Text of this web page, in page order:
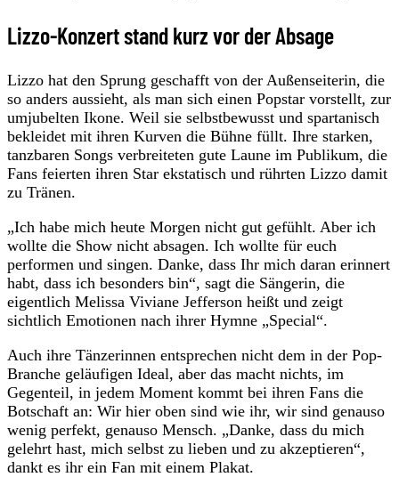
Lizzo-Konzert stand kurz vor der Absage
Lizzo hat den Sprung geschafft von der Außenseiterin, die
so anders aussieht, als man sich einen Popstar vorstellt, zur
umjubelten Ikone. Weil sie selbstbewusst und spartanisch
bekleidet mit ihren Kurven die Bühne füllt. Ihre starken,
tanzbaren Songs verbreiteten gute Laune im Publikum, die
Fans feierten ihren Star ekstatisch und rührten Lizzo damit
zu Tränen.
„Ich habe mich heute Morgen nicht gut gefühlt. Aber ich
wollte die Show nicht absagen. Ich wollte für euch
performen und singen. Danke, dass Ihr mich daran erinnert
habt, dass ich besonders bin“, sagt die Sängerin, die
eigentlich Melissa Viviane Jefferson heißt und zeigt
sichtlich Emotionen nach ihrer Hymne „Special“.
Auch ihre Tänzerinnen entsprechen nicht dem in der Pop-
Branche geläufigen Ideal, aber das macht nichts, im
Gegenteil, in jedem Moment kommt bei ihren Fans die
Botschaft an: Wir hier oben sind wie ihr, wir sind genauso
wenig perfekt, genauso Mensch. „Danke, dass du mich
gelehrt hast, mich selbst zu lieben und zu akzeptieren“,
dankt es ihr ein Fan mit einem Plakat.